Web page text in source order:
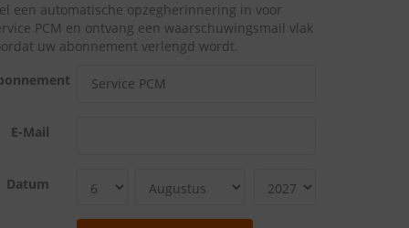
een automatische opzegherinnering in voor
PCM en ontvang een waarschuwingsmail vlak
uw abonnement verlengd wordt.
E-Mail
Datum